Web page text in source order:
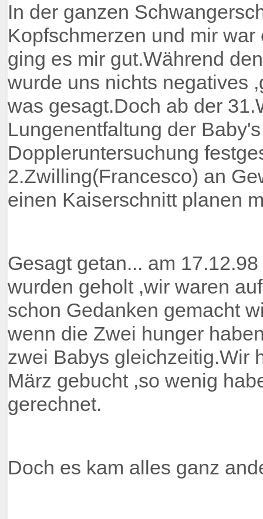
In der ganzen
Kopfschmerzen und mir
ging es mir gut.Während
wurde uns nichts negatives
was gesagt.Doch ab der
Lungenentfaltung der
Doppleruntersuchung
2.Zwilling(Francesco) an
einen Kaiserschnitt planen
Gesagt getan... am
wurden geholt ,wir waren
schon Gedanken gemacht
wenn die Zwei hunger
zwei Babys gleichzeitig.Wir
März gebucht ,so wenig
gerechnet.
Doch es kam alles ganz